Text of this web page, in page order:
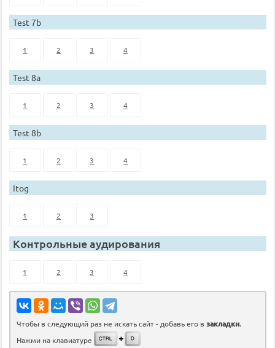
Test 7b
1 2 3 4
Test 8a
1 2 3 4
Test 8b
1 2 3 4
Itog
1 2 3
Контрольные аудирования
1 2 3 4
Чтобы в следующий раз не искать сайт - добавь его в закладки.
Нажми на клавиатуре